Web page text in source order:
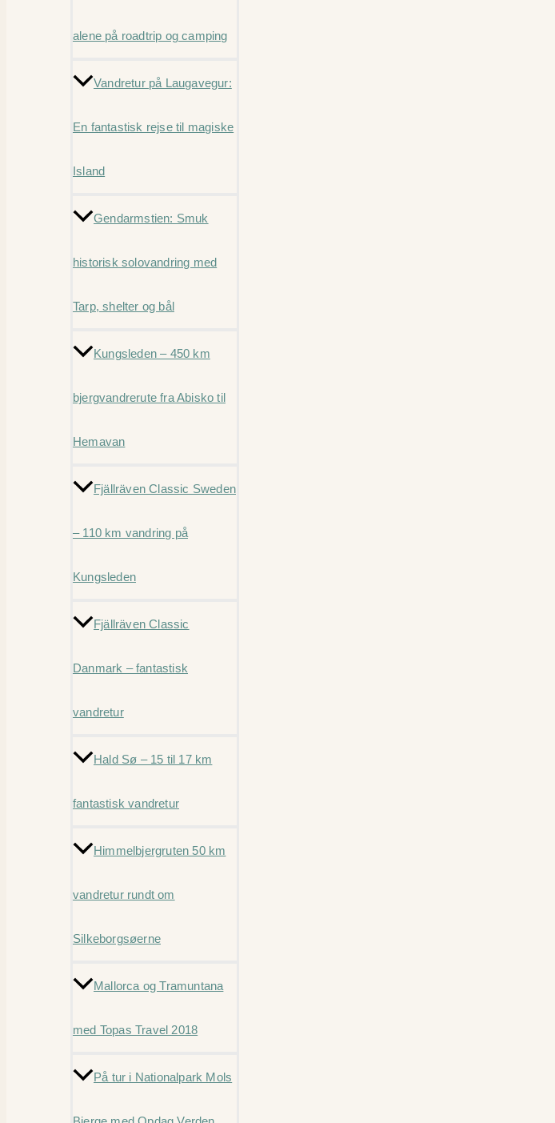
alene på roadtrip og camping
Vandretur på Laugavegur:
En fantastisk rejse til magiske
Island
Gendarmstien: Smuk
historisk solovandring med
Tarp, shelter og bål
Kungsleden – 450 km
bjergvandrerute fra Abisko til
Hemavan
Fjällräven Classic Sweden
– 110 km vandring på
Kungsleden
Fjällräven Classic
Danmark – fantastisk
vandretur
Hald Sø – 15 til 17 km
fantastisk vandretur
Himmelbjergruten 50 km
vandretur rundt om
Silkeborgsøerne
Mallorca og Tramuntana
med Topas Travel 2018
På tur i Nationalpark Mols